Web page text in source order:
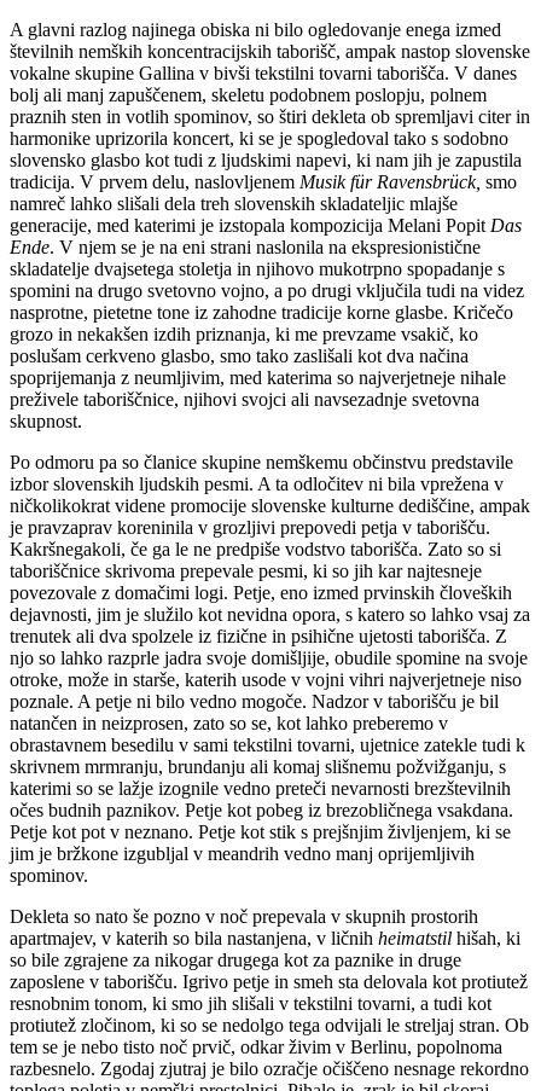
A glavni razlog najinega obiska ni bilo ogledovanje enega izmed
številnih nemških koncentracijskih taborišč, ampak nastop slovenske
vokalne skupine Gallina v bivši tekstilni tovarni taborišča. V danes
bolj ali manj zapuščenem, skeletu podobnem poslopju, polnem
praznih sten in votlih spominov, so štiri dekleta ob spremljavi citer in
harmonike uprizorila koncert, ki se je spogledoval tako s sodobno
slovensko glasbo kot tudi z ljudskimi napevi, ki nam jih je zapustila
tradicija. V prvem delu, naslovljenem Musik für Ravensbrück, smo
namreč lahko slišali dela treh slovenskih skladateljic mlajše
generacije, med katerimi je izstopala kompozicija Melani Popit Das
Ende. V njem se je na eni strani naslonila na ekspresionistične
skladatelje dvajsetega stoletja in njihovo mukotrpno spopadanje s
spomini na drugo svetovno vojno, a po drugi vključila tudi na videz
nasprotne, pietetne tone iz zahodne tradicije korne glasbe. Kričečo
grozo in nekakšen izdih priznanja, ki me prevzame vsakič, ko
poslušam cerkveno glasbo, smo tako zaslišali kot dva načina
spoprijemanja z neumljivim, med katerima so najverjetneje nihale
preživele taboriščnice, njihovi svojci ali navsezadnje svetovna
skupnost.
Po odmoru pa so članice skupine nemškemu občinstvu predstavile
izbor slovenskih ljudskih pesmi. A ta odločitev ni bila vprežena v
ničkolikokrat videne promocije slovenske kulturne dediščine, ampak
je pravzaprav koreninila v grozljivi prepovedi petja v taborišču.
Kakršnegakoli, če ga le ne predpiše vodstvo taborišča. Zato so si
taboriščnice skrivoma prepevale pesmi, ki so jih kar najtesneje
povezovale z domačimi logi. Petje, eno izmed prvinskih človeških
dejavnosti, jim je služilo kot nevidna opora, s katero so lahko vsaj za
trenutek ali dva spolzele iz fizične in psihične ujetosti taborišča. Z
njo so lahko razprle jadra svoje domišljije, obudile spomine na svoje
otroke, može in starše, katerih usode v vojni vihri najverjetneje niso
poznale. A petje ni bilo vedno mogoče. Nadzor v taborišču je bil
natančen in neizprosen, zato so se, kot lahko preberemo v
obrastavnem besedilu v sami tekstilni tovarni, ujetnice zatekle tudi k
skrivnem mrmranju, brundanju ali komaj slišnemu požvižganju, s
katerimi so se lažje izognile vedno preteči nevarnosti brezštevilnih
očes budnih paznikov. Petje kot pobeg iz brezobličnega vsakdana.
Petje kot pot v neznano. Petje kot stik s prejšnjim življenjem, ki se
jim je bržkone izgubljal v meandrih vedno manj oprijemljivih
spominov.
Dekleta so nato še pozno v noč prepevala v skupnih prostorih
apartmajev, v katerih so bila nastanjena, v ličnih heimatstil hišah, ki
so bile zgrajene za nikogar drugega kot za paznike in druge
zaposlene v taborišču. Igrivo petje in smeh sta delovala kot protiutež
resnobnim tonom, ki smo jih slišali v tekstilni tovarni, a tudi kot
protiutež zločinom, ki so se nedolgo tega odvijali le streljaj stran. Ob
tem se je nebo tisto noč prvič, odkar živim v Berlinu, popolnoma
razbesnelo. Zgodaj zjutraj je bilo ozračje očiščeno nesnage rekordno